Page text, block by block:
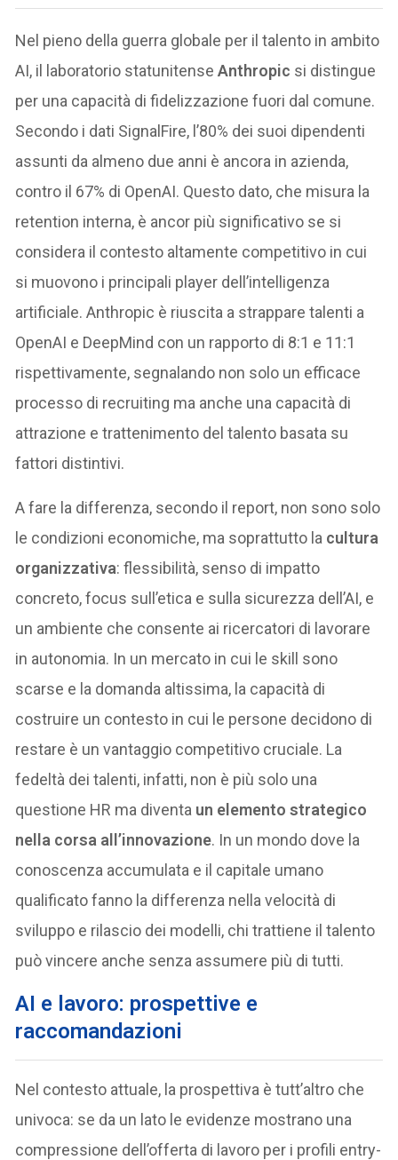
Nel pieno della guerra globale per il talento in ambito
AI, il laboratorio statunitenseAnthropic si distingue
per una capacità di fidelizzazione fuori dal comune.
Secondo i dati SignalFire, l’80% dei suoi dipendenti
assunti da almeno due anni è ancora in azienda,
contro il 67% di OpenAI. Questo dato, che misura la
retention interna, è ancor più significativo se si
considera il contesto altamente competitivo in cui
si muovono i principali player dell’intelligenza
artificiale. Anthropic è riuscita a strappare talenti a
OpenAI e DeepMind con un rapporto di 8:1 e 11:1
rispettivamente, segnalando non solo un efficace
processo di recruiting ma anche una capacità di
attrazione e trattenimento del talento basata su
fattori distintivi.
A fare la differenza, secondo il report, non sono solo
le condizioni economiche, ma soprattutto la cultura
organizzativa: flessibilità, senso di impatto
concreto, focus sull’etica e sulla sicurezza dell’AI, e
un ambiente che consente ai ricercatori di lavorare
in autonomia. In un mercato in cui le skill sono
scarse e la domanda altissima, la capacità di
costruire un contesto in cui le persone decidono di
restare è un vantaggio competitivo cruciale. La
fedeltà dei talenti, infatti, non è più solo una
questione HR ma diventa un elemento strategico
nella corsa all’innovazione. In un mondo dove la
conoscenza accumulata e il capitale umano
qualificato fanno la differenza nella velocità di
sviluppo e rilascio dei modelli, chi trattiene il talento
può vincere anche senza assumere più di tutti.
AI e lavoro: prospettive e
raccomandazioni
Nel contesto attuale, la prospettiva è tutt’altro che
univoca: se da un lato le evidenze mostrano una
compressione dell’offerta di lavoro per i profili entry-